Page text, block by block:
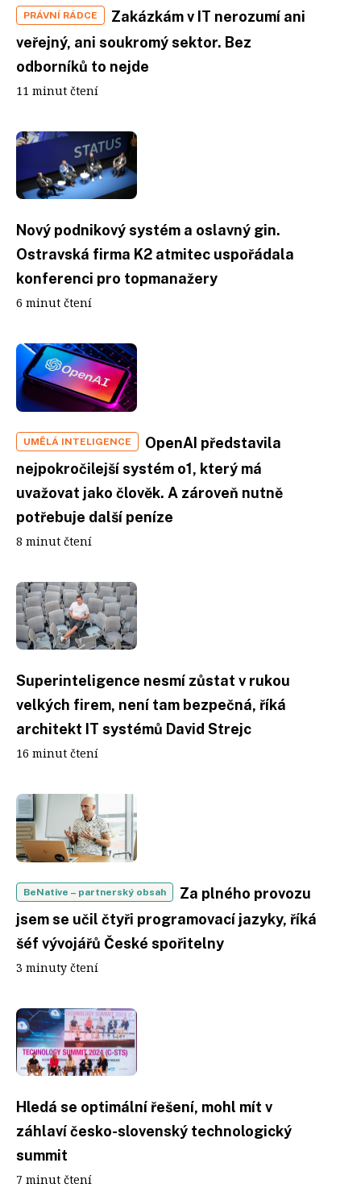
PRÁVNÍ RÁDCE
Zakázkám v IT nerozumí ani
veřejný, ani soukromý sektor. Bez
odborníků to nejde
11 minut čtení
Nový podnikový systém a oslavný gin.
Ostravská firma K2 atmitec uspořádala
konferenci pro topmanažery
6 minut čtení
UMĚLÁ INTELIGENCE
OpenAI představila
nejpokročilejší systém o1, který má
uvažovat jako člověk. A zároveň nutně
potřebuje další peníze
8 minut čtení
Superinteligence nesmí zůstat v rukou
velkých firem, není tam bezpečná, říká
architekt IT systémů David Strejc
16 minut čtení
BeNative – partnerský obsah
Za plného provozu
jsem se učil čtyři programovací jazyky, říká
šéf vývojářů České spořitelny
3 minuty čtení
Hledá se optimální řešení, mohl mít v
záhlaví česko-slovenský technologický
summit
7 minut čtení